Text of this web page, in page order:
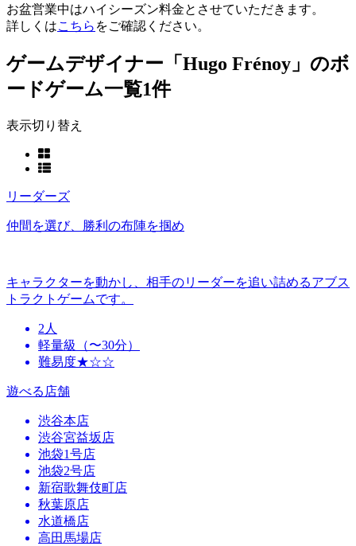
お盆営業中はハイシーズン料金とさせていただきます。
詳しくはこちら をご確認ください。
ゲームデザイナー「Hugo Frénoy」のボ
ードゲーム一覧1件
表示切り替え
リーダーズ
仲間を選び、勝利の布陣を掴め
キャラクターを動かし、相手のリーダーを追い詰めるアブス
トラクトゲームです。
2人
軽量級（〜30分）
難易度★☆☆
遊べる店舗
渋谷本店
渋谷宮益坂店
池袋1号店
池袋2号店
新宿歌舞伎町店
秋葉原店
水道橋店
高田馬場店